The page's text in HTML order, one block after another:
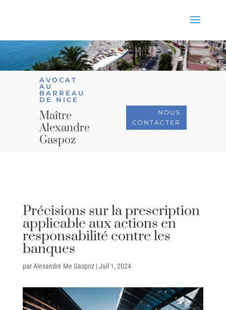
AVOCAT
AU
BARREAU
DE NICE
Maître
Alexandre
Gaspoz
NOUS
CONTACTER
Précisions sur la prescription
applicable aux actions en
responsabilité contre les
banques
parAlexandre Me Gaspoz|Juil 1, 2024